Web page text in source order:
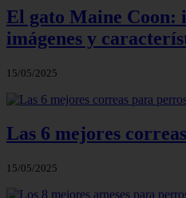
El gato Maine Coon:
imágenes y
15/05/2025
Las 6 mejores
15/05/2025